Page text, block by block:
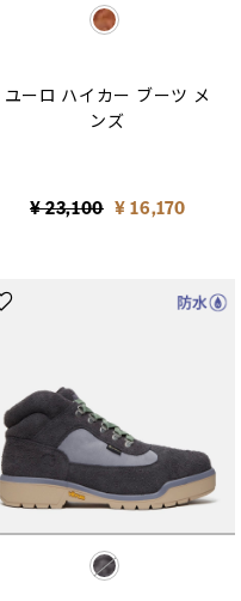
selected
ユーロ ハイカー ブーツ メ
ンズ
Price reduced from
¥ 23,100to¥ 16,170
selected